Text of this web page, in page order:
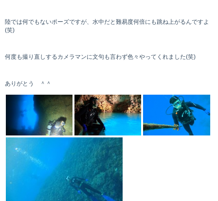
陸では何でもないポーズですが、水中だと難易度何倍にも跳ね上がるんですよ
(笑)
何度も撮り直しするカメラマンに文句も言わず色々やってくれました(笑)
ありがとう ＾＾